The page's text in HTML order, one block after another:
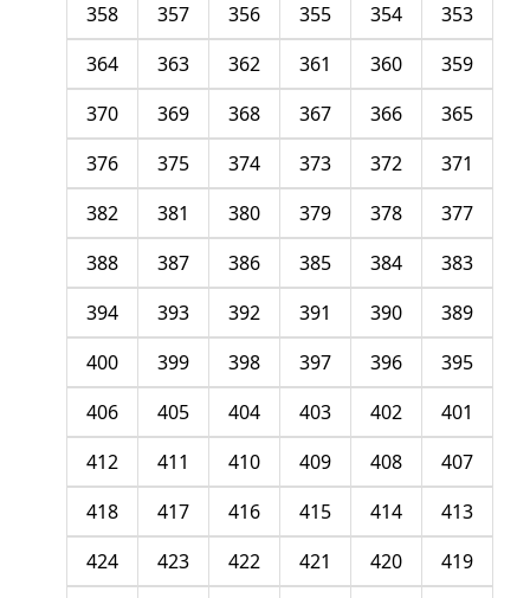
353
354
355
356
357
358
359
360
361
362
363
364
365
366
367
368
369
370
371
372
373
374
375
376
377
378
379
380
381
382
383
384
385
386
387
388
389
390
391
392
393
394
395
396
397
398
399
400
401
402
403
404
405
406
407
408
409
410
411
412
413
414
415
416
417
418
419
420
421
422
423
424